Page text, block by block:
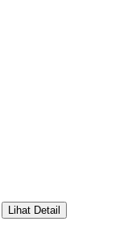
Lihat Detail